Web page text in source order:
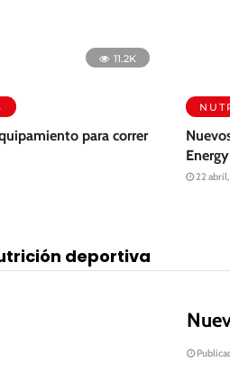
11.2K
para correr
Energy
22
deportiva